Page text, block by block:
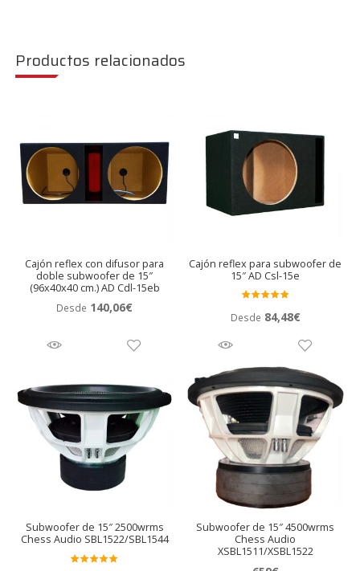
Productos relacionados
Cajón reflex con difusor para
doble subwoofer de 15″
(96x40x40 cm.) AD Cdl-15eb
Desde 140,06€
Cajón reflex para subwoofer de
15″ AD Csl-15e
do en
Desde 84,48€
Subwoofer de 15″ 2500wrms
Chess Audio SBL1522/SBL1544
Subwoofer de 15″ 4500wrms
Chess Audio
XSBL1511/XSBL1522